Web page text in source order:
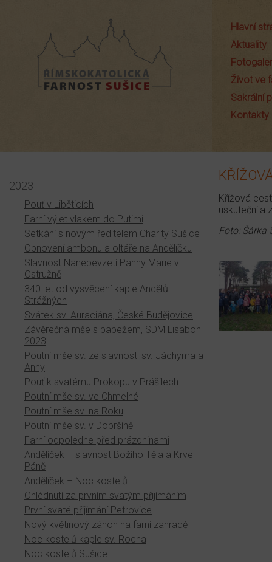
Hlavní
Aktuality
Život ve
Sakrální
Kontakty
Křížová
uskutečnila
Foto: Šárka
2023
Pouť v Liběticích
Farní výlet vlakem do Putimi
Setkání s novým ředitelem Charity Sušice
Obnovení ambonu a oltáře na Andělíčku
Slavnost Nanebevzetí Panny Marie v
Ostružně
340 let od vysvěcení kaple Andělů
Strážných
Svátek sv. Auraciána, České Budějovice
Závěrečná mše s papežem, SDM Lisabon
2023
Poutní mše sv. ze slavnosti sv. Jáchyma a
Anny
Pouť k svatému Prokopu v Prášilech
Poutní mše sv. ve Chmelné
Poutní mše sv. na Roku
Poutní mše sv. v Dobršíně
Farní odpoledne před prázdninami
Andělíček – slavnost Božího Těla a Krve
Páně
Andělíček – Noc kostelů
Ohlédnutí za prvním svatým přijímáním
První svaté přijímání Petrovice
Nový květinový záhon na farní zahradě
Noc kostelů kaple sv. Rocha
Noc kostelů Sušice